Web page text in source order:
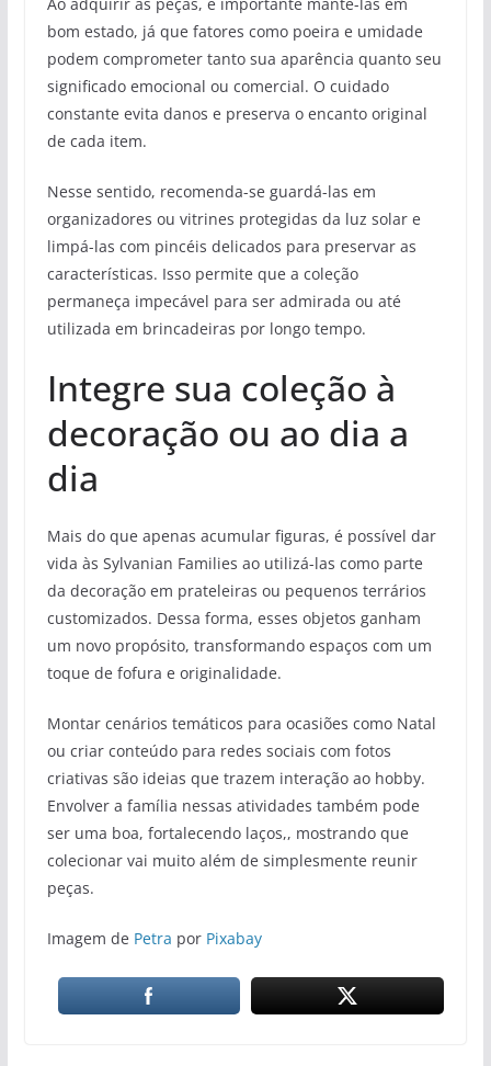
bom estado, já que fatores como poeira e umidade
podem comprometer tanto sua aparência quanto seu
significado emocional ou comercial. O cuidado
constante evita danos e preserva o encanto original
de cada item.
Nesse sentido, recomenda-se guardá-las em
organizadores ou vitrines protegidas da luz solar e
limpá-las com pincéis delicados para preservar as
características. Isso permite que a coleção
permaneça impecável para ser admirada ou até
utilizada em brincadeiras por longo tempo.
Integre sua coleção à
decoração ou ao dia a
dia
Mais do que apenas acumular figuras, é possível dar
vida às Sylvanian Families ao utilizá-las como parte
da decoração em prateleiras ou pequenos terrários
customizados. Dessa forma, esses objetos ganham
um novo propósito, transformando espaços com um
toque de fofura e originalidade.
Montar cenários temáticos para ocasiões como Natal
ou criar conteúdo para redes sociais com fotos
criativas são ideias que trazem interação ao hobby.
Envolver a família nessas atividades também pode
ser uma boa, fortalecendo laços,, mostrando que
colecionar vai muito além de simplesmente reunir
peças.
Imagem de Petra por Pixabay